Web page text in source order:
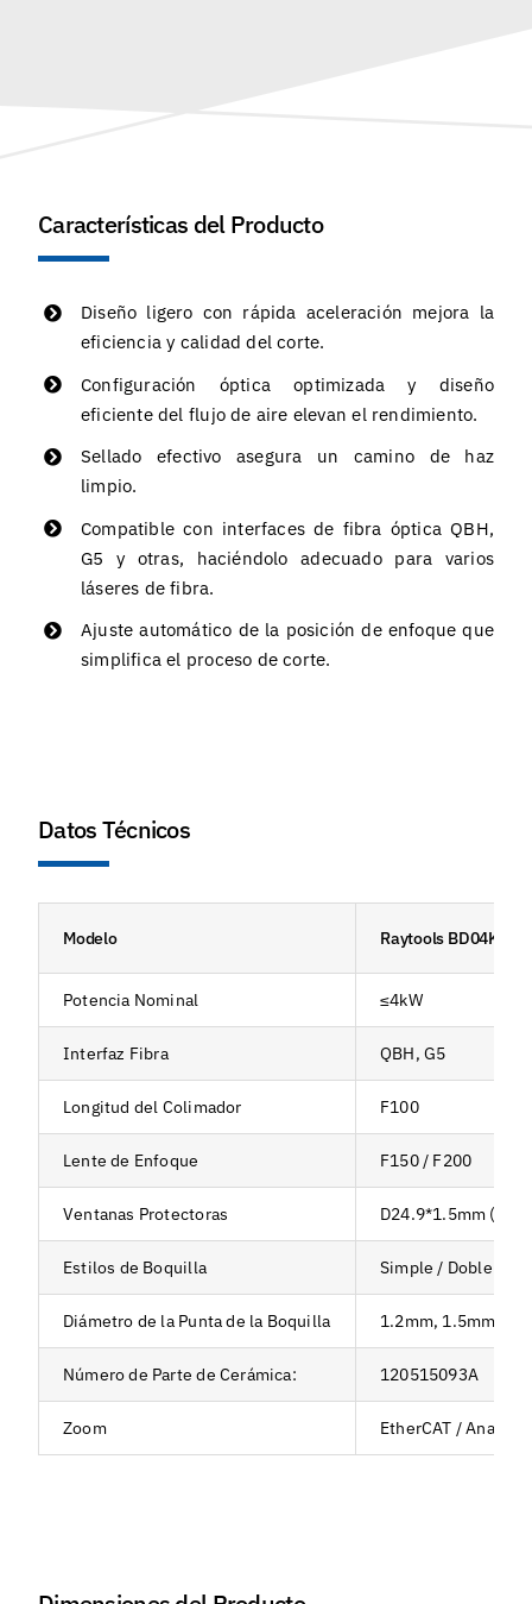
Características del Producto
Diseño ligero con rápida aceleración mejora la
eficiencia y calidad del corte.
Configuración óptica optimizada y diseño
eficiente del flujo de aire elevan el rendimiento.
Sellado efectivo asegura un camino de haz
limpio.
Compatible con interfaces de fibra óptica QBH,
G5 y otras, haciéndolo adecuado para varios
láseres de fibra.
Ajuste automático de la posición de enfoque que
simplifica el proceso de corte.
Datos Técnicos
Modelo Raytools BD04K
Potencia Nominal ≤4kW
Interfaz Fibra QBH, G5
Longitud del Colimador F100
Lente de Enfoque F150 / F200
Ventanas Protectoras D24.9*1.5mm
Estilos de Boquilla Simple / Doble
Diámetro de la Punta de la Boquilla 1.2mm, 1.5mm,
Número de Parte de Cerámica: 120515093A
Zoom EtherCAT /